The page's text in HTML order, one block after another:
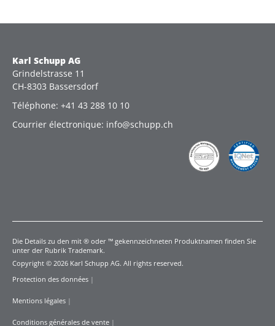
Karl Schupp AG
Grindelstrasse 11
CH-8303 Bassersdorf
Téléphone: +41 43 288 10 10
Courrier électronique: info@schupp.ch
Die Details zu den mit ® oder ™ gekennzeichneten Produktnamen finden Sie
unter der Rubrik Trademark.
Copyright © 2026 Karl Schupp AG. All rights reserved.
Protection des données |
Mentions légales |
Conditions générales de vente |